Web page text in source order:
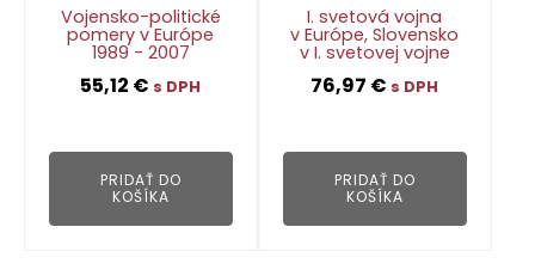
Vojensko-politické
pomery v Európe
1989 - 2007
55,12 € s DPH
PRIDAŤ DO
KOŠÍKA
I. svetová vojna
v Európe, Slovensko
v I. svetovej vojne
76,97 € s DPH
PRIDAŤ DO
KOŠÍKA